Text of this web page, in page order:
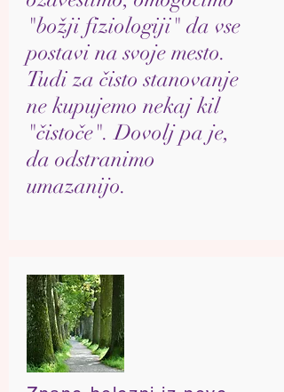
"božji fiziologiji" da vse
postavi na svoje mesto.
Tudi za čisto stanovanje
ne kupujemo nekaj kil
"čistoče". Dovolj pa je,
da odstranimo
umazanijo.